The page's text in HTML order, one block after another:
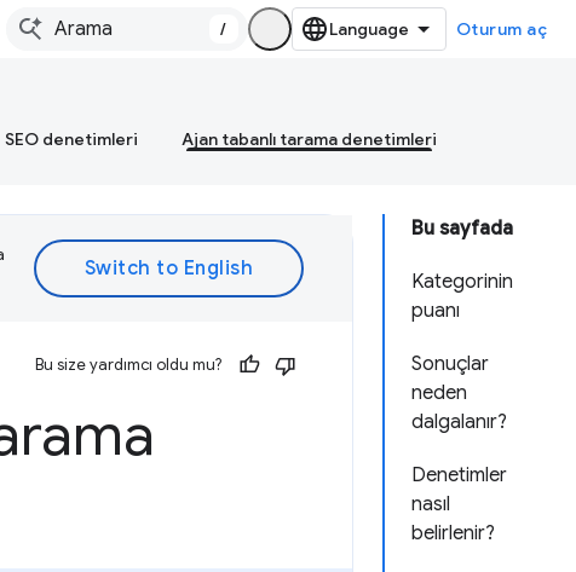
/ Oturum aç
SEO denetimleri Ajan tabanlı tarama denetimleri
Bu sayfada
Kategorinin
puanı
Sonuçlar
neden
dalgalanır?
Denetimler
nasıl
belirlenir?
Bu size yardımcı oldu mu?